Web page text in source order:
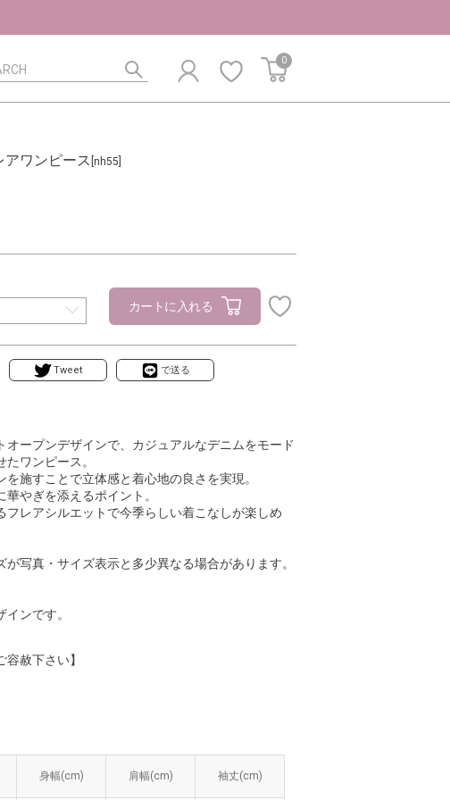
0
ワンピース [nh55]
カートに入れる
Tweet で送る
オープンデザインで、カジュアルなデニムをモード
ワンピース。
施すことで立体感と着心地の良さを実現。
やぎを添えるポイント。
フレアシルエットで今季らしい着こなしが楽しめ
写真・サイズ表示と多少異なる場合があります。
ンです。
容赦下さい】
身幅(cm) 肩幅(cm) 袖丈(cm)
身幅(cm) 肩幅(cm) 袖丈(cm)